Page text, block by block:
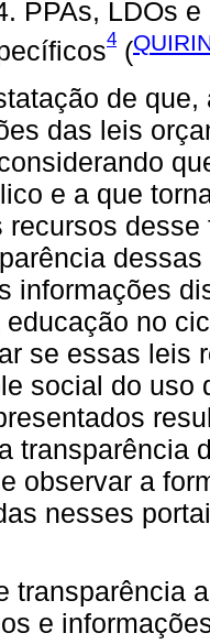
PPAs, LDOs
4 (
de
das leis
e a que
recursos
informações
no
se essas leis
social do uso
transparência
observar a
nesses
transparência
e